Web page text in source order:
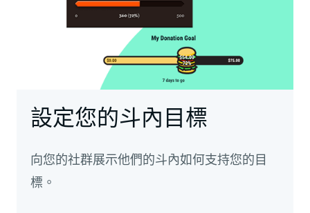
設定您的斗內目標
向您的社群展示他們的斗內如何支持您的目
標。